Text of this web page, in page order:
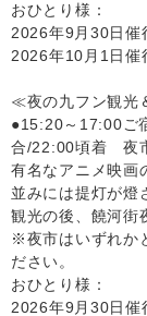
おひとり様：
2026年9月30日催
2026年10月1日催
≪夜の九フン観
●15:20～17:00ご
合/22:00頃着 夜
有名なアニメ映画
並みには提灯が燈
観光の後、饒河街
※夜市はいずれか
ださい。
おひとり様：
2026年9月30日催